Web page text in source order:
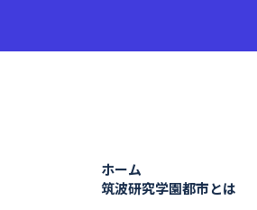
ホーム
筑波研究学園都市とは